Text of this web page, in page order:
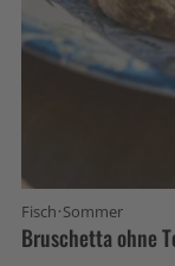
Fisch·Sommer
Bruschetta ohne